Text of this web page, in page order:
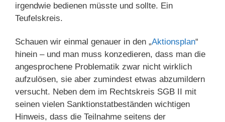
irgendwie bedienen müsste und sollte. Ein
Teufelskreis.
Schauen wir einmal genauer in den „Aktionsplan“
hinein – und man muss konzedieren, dass man die
angesprochene Problematik zwar nicht wirklich
aufzulösen, sie aber zumindest etwas abzumildern
versucht. Neben dem im Rechtskreis SGB II mit
seinen vielen Sanktionstatbeständen wichtigen
Hinweis, dass die Teilnahme seitens der